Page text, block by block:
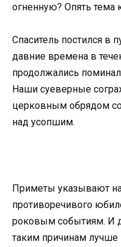
огненную? Опять тема
Спаситель постился в
давние времена в
продолжались
Наши суеверные
церковным обрядом
над усопшим.
Приметы указывают на
противоречивого
роковым событиям. И
таким причинам лучше